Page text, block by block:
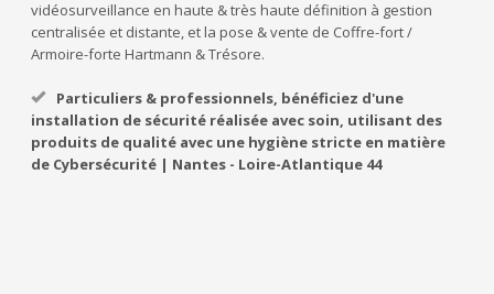
vidéosurveillance en haute & très haute définition à gestion
centralisée et distante, et la pose & vente de Coffre-fort /
Armoire-forte Hartmann & Trésore.
Particuliers & professionnels, bénéficiez d'une
installation de sécurité réalisée avec soin, utilisant des
produits de qualité avec une hygiène stricte en matière
de Cybersécurité | Nantes - Loire-Atlantique 44